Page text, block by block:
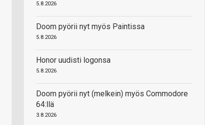
5.8.2026
Doom pyörii nyt myös Paintissa
5.8.2026
Honor uudisti logonsa
5.8.2026
Doom pyörii nyt (melkein) myös Commodore
64:llä
3.8.2026